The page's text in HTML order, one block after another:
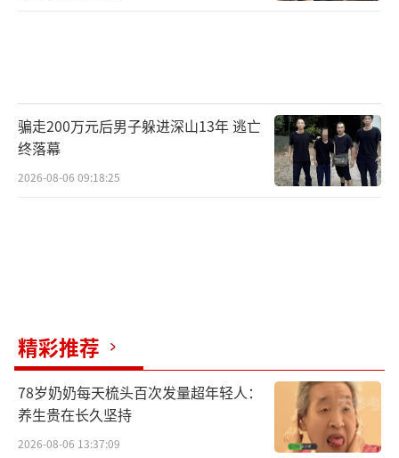
骗走200万元后男子躲进深山13年 逃亡
终落幕
2026-08-06 09:18:25
精彩推荐
78岁奶奶每天梳头百次发量超年轻人：
养生贵在长久坚持
2026-08-06 13:37:09